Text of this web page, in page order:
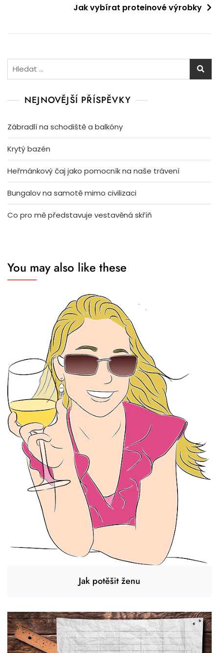
Jak vybírat proteinové výrobky
Vyhledávání
NEJNOVĚJŠÍ PŘÍSPĚVKY
Zábradlí na schodiště a balkóny
Krytý bazén
Heřmánkový čaj jako pomocník na naše trávení
Bungalov na samotě mimo civilizaci
Co pro mě představuje vestavěná skříň
You may also like these
Jak potěšit ženu